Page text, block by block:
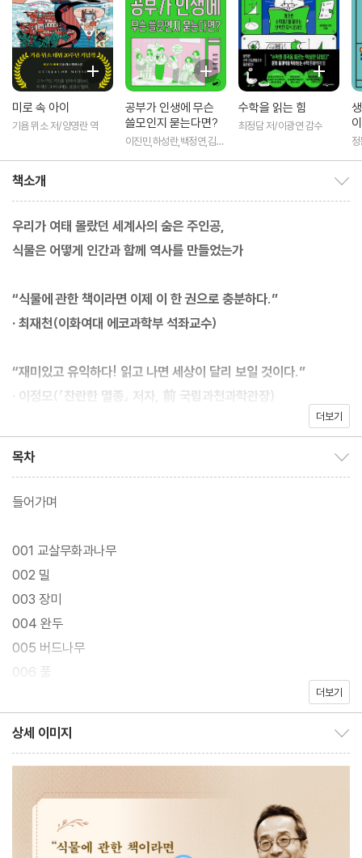
미로 속 아이
기욤 뮈소 저/양영란 역
공부가 인생에 무슨
쓸모인지 묻는다면?
이진민,하성란,백정연,김미
수학을 읽는 힘
최정담 저/이광연 감수
책소개
우리가 여태 몰랐던 세계사의 숨은 주인공,
식물은 어떻게 인간과 함께 역사를 만들었는가
“식물에 관한 책이라면 이제 이 한 권으로 충분하다.”
· 최재천(이화여대 에코과학부 석좌교수)
“재미있고 유익하다! 읽고 나면 세상이 달리 보일 것이다.”
· 이정모(『찬란한 멸종』 저자, 前 국립과천과학관장)
*** 총 160컷의 식물 세밀화와 고전 명화, 고화질 컬러 사진 수록
*** 최재천 교수, 이정모 관장, 이소영 작가 강력 추천!
『100가지 동물로 읽는 세계사』로 흥미로운 동물 세계사 이야기를
들려주었던 사이먼 반즈가 이번에는 식물 이야기를 가지고 돌아왔
다. 『100가지 식물로 읽는 세계사』는 인류 역사에서 온갖 다채로운
방식으로 활약해온 식물을 주인공으로 삼아 세계사를 되돌아본다.
30년 경력의 베테랑 기자다운 폭넓은 지식과 생생한 현장감으로 10
0가지 식물 이야기를 풍성하게 채웠다. 역사와 예술, 과학을 자유자
재로 넘나들며 어디서도 들어보지 못한 다채로운 이야기를 들려준
다. 총 160컷의 식물 세밀화와 고전 명화, 고화질 컬러 사진 또한 눈
으로 보는 즐거움을 더한다.
처한 열대우림까지 과거와 현재, 미래를 아우르는 방대한 이야기가
담겨 있다. 사과, 장미, 대나무 등 우리에게 익숙한 식물은 물론이고,
더보기
목차
들어가며
001 교살무화과나무
002 밀
003 장미
004 완두
005 버드나무
006 풀
009 참나무
010 데이지
011 효모
012 대마
013 난초
더보기
상세 이미지